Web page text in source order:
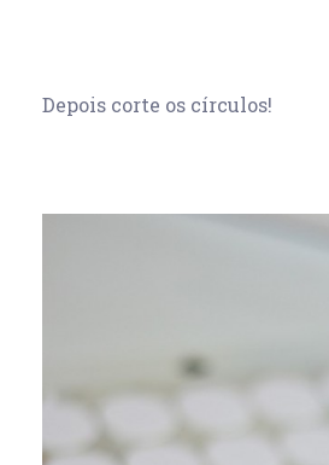
Depois corte os círculos!